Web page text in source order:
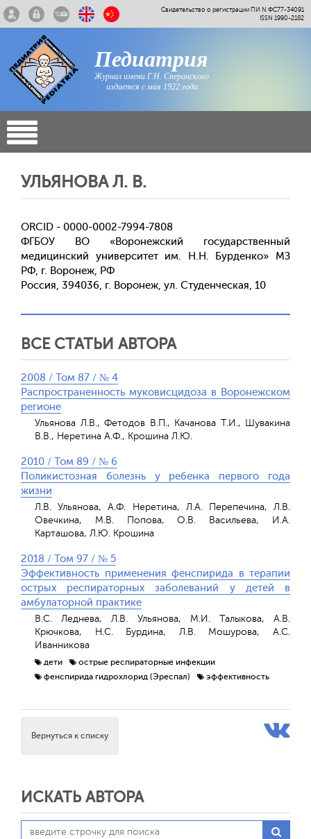
Свидетельство о регистрации ПИ N ФС77-34091
ISSN 1990-2182
Педиатрия
Журнал имени Г.Н. Сперанского
издается с мая 1922 года
УЛЬЯНОВА Л. В.
ORCID - 0000-0002-7994-7808
ФГБОУ ВО «Воронежский государственный
медицинский университет им. Н.Н. Бурденко» МЗ
РФ, г. Воронеж, РФ
Россия, 394036, г. Воронеж, ул. Студенческая, 10
ВСЕ СТАТЬИ АВТОРА
2008 / Том 87 / № 4
Распространенность муковисцидоза в Воронежском
регионе
Ульянова Л.В., Фетодов В.П., Качанова Т.И., Шувакина
В.В., Неретина А.Ф., Крошина Л.Ю.
2010 / Том 89 / № 6
Поликистозная болезнь у ребенка первого года
жизни
Л.В. Ульянова, А.Ф. Неретина, Л.А. Перепечина, Л.В.
Овечкина, М.В. Попова, О.В. Васильева, И.А.
Карташова, Л.Ю. Крошина
2018 / Том 97 / № 5
Эффективность применения фенспирида в терапии
острых респираторных заболеваний у детей в
амбулаторной практике
В.С. Леднева, Л.В. Ульянова, М.И. Талыкова, А.В.
Крючкова, Н.С. Бурдина, Л.В. Мошурова, А.С.
Иванникова
дети
острые респираторные инфекции
фенспирида гидрохлорид (Эреспал)
эффективность
Вернуться к списку
ИСКАТЬ АВТОРА